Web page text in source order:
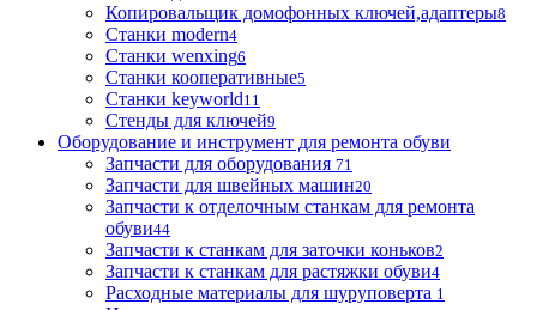
Копировальщик домофонных ключей,адаптеры8
Станки modern4
Станки wenxing6
Станки кооперативные5
Станки keyworld11
Стенды для ключей9
Оборудование и инструмент для ремонта обуви
Запчасти для оборудования 71
Запчасти для швейных машин20
Запчасти к отделочным станкам для ремонта
обуви44
Запчасти к станкам для заточки коньков2
Запчасти к станкам для растяжки обуви4
Расходные материалы для шуруповерта 1